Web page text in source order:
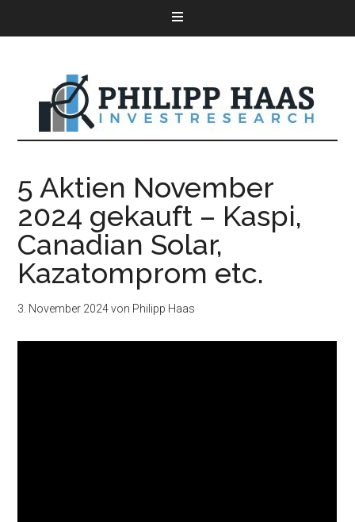
5 Aktien November
2024 gekauft – Kaspi,
Canadian Solar,
Kazatomprom etc.
3. November 2024von Philipp Haas